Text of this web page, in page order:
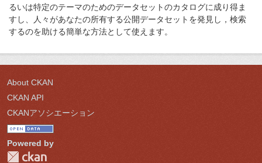
るいは特定のテーマのためのデータセットのカタログに成り得ま
すし、人々があなたの所有する公開データセットを発見し，検索
するのを助ける簡単な方法として使えます。
About CKAN
CKAN API
CKANアソシエーション
Powered by